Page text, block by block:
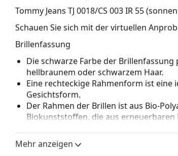
Tommy Jeans TJ 0018/CS 003 IR 55
Schauen Sie sich mit der virtuellen
Brillenfassung
Die schwarze Farbe der
hellbraunem oder schwarzem Haar.
Eine rechteckige Rahmenform ist
Gesichtsform.
Der Rahmen der Brillen ist aus Bio-
Biokunststoffen, die aus
dar und trägt damit zum Umweltschutz
Zur Brille gehört auch ein zusätzlicher
Mehr anzeigen